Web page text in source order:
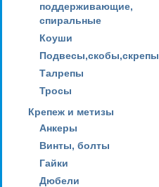
поддерживающие,
спиральные
Коуши
Подвесы,скобы,скрепы
Талрепы
Тросы
Крепеж и метизы
Анкеры
Винты, болты
Гайки
Дюбели